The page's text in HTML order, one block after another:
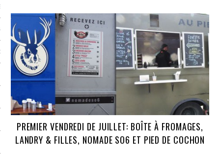
PREMIER VENDREDI DE JUILLET: BOÎTE À FROMAGES,
LANDRY & FILLES, NOMADE SO6 ET PIED DE COCHON